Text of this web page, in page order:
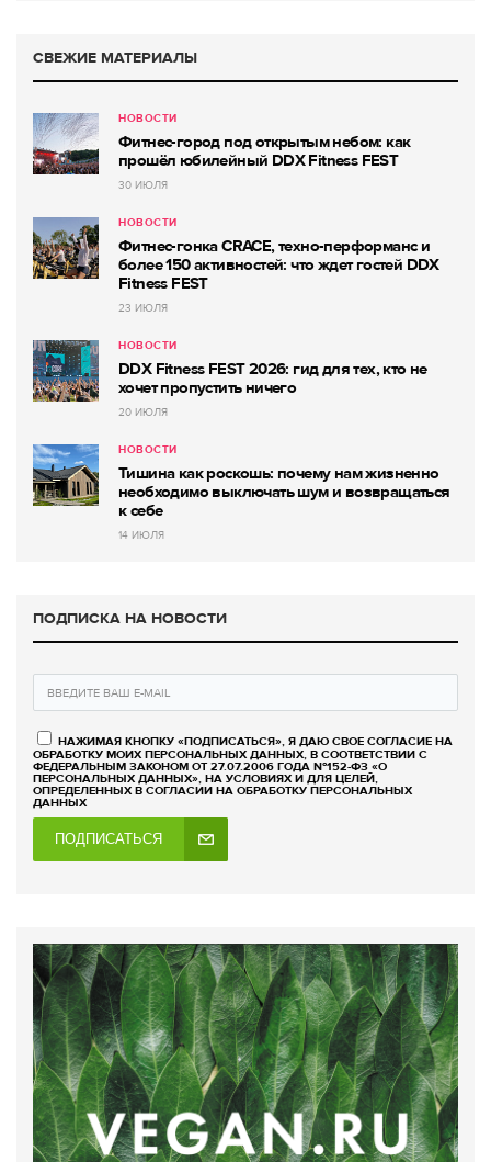
СВЕЖИЕ МАТЕРИАЛЫ
НОВОСТИ
Фитнес-город под открытым небом: как
прошёл юбилейный DDX Fitness FEST
30 ИЮЛЯ
НОВОСТИ
Фитнес-гонка CRACE, техно-перформанс и
более 150 активностей: что ждет гостей DDX
Fitness FEST
23 ИЮЛЯ
НОВОСТИ
DDX Fitness FEST 2026: гид для тех, кто не
хочет пропустить ничего
20 ИЮЛЯ
НОВОСТИ
Тишина как роскошь: почему нам жизненно
необходимо выключать шум и возвращаться
к себе
14 ИЮЛЯ
ПОДПИСКА НА НОВОСТИ
НАЖИМАЯ КНОПКУ «ПОДПИСАТЬСЯ», Я ДАЮ СВОЕ СОГЛАСИЕ НА
ОБРАБОТКУ МОИХ ПЕРСОНАЛЬНЫХ ДАННЫХ, В СООТВЕТСТВИИ С
ФЕДЕРАЛЬНЫМ ЗАКОНОМ ОТ 27.07.2006 ГОДА №152-ФЗ «О
ПЕРСОНАЛЬНЫХ ДАННЫХ», НА УСЛОВИЯХ И ДЛЯ ЦЕЛЕЙ,
ОПРЕДЕЛЕННЫХ В СОГЛАСИИ НА ОБРАБОТКУ ПЕРСОНАЛЬНЫХ
ДАННЫХ
ПОДПИСАТЬСЯ